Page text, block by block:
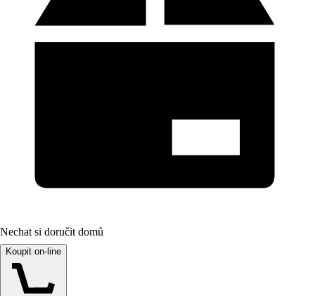
Nechat si doručit domů
Koupit on-line